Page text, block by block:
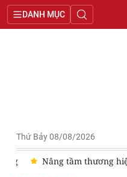
DANH MỤC
Thứ Bảy 08/08/2026
Nâng tầm thương hiệu